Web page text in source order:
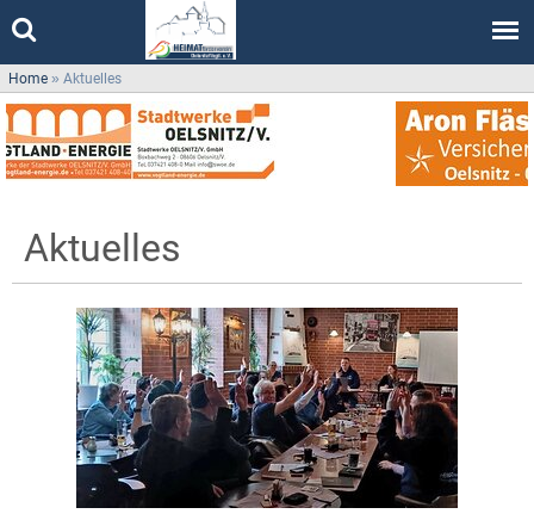
Home » Aktuelles
Aktuelles